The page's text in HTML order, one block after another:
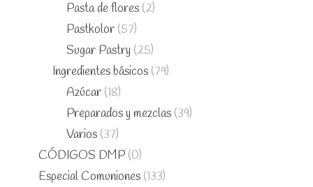
Pasta de flores (2)
Pastkolor (57)
Sugar Pastry (25)
Ingredientes básicos (79)
Azúcar (18)
Preparados y mezclas (39)
Varios (37)
CÓDIGOS DMP (0)
Especial Comuniones (133)